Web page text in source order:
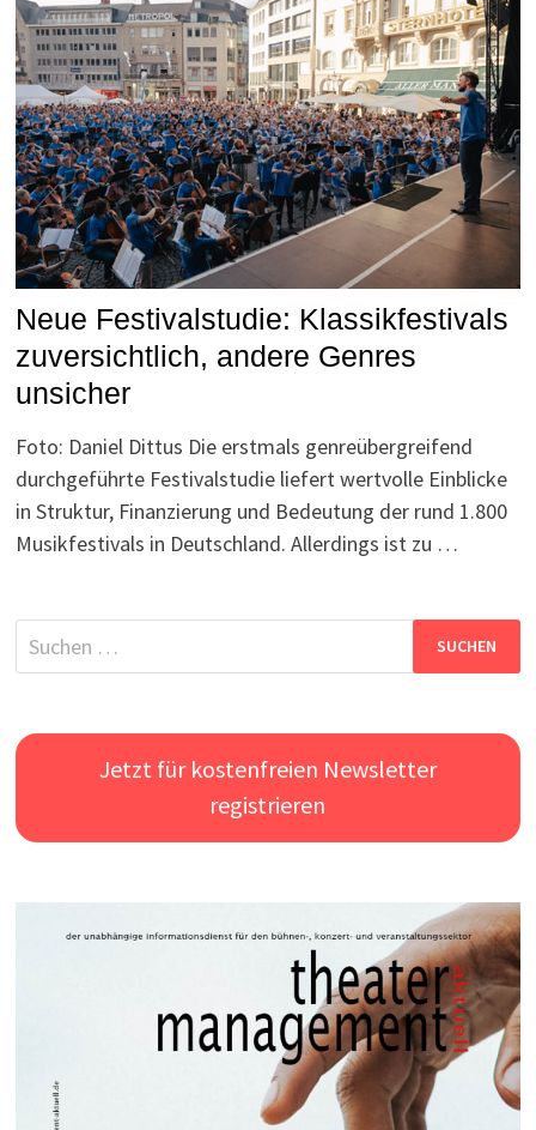
Neue Festivalstudie: Klassikfestivals
zuversichtlich, andere Genres
unsicher
Foto: Daniel Dittus Die erstmals genreübergreifend
durchgeführte Festivalstudie liefert wertvolle Einblicke
in Struktur, Finanzierung und Bedeutung der rund 1.800
Musikfestivals in Deutschland. Allerdings ist zu …
Suchen
nach:
Jetzt für kostenfreien Newsletter
registrieren